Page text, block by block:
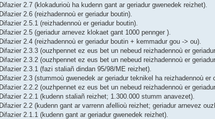
2.7 (klokadurioù ha kudenn gant ar geriadur gwenedek reizhet).
2.6 (reizhadennoù er geriadur boutin).
2.5.1 (reizhadennoù er geriadur boutin).
2.5 (geriadur arnevez klokaet gant 1000 pennger ).
2.4 (reizhadennoù er geriadur boutin + kemmadur gou -> ou).
2.3.3 (ouzhpennet ez eus bet un nebeud reizhadennoù er
2.3.2 (ouzhpennet ez eus bet un nebeud reizhadennoù er
2.3.1 (fazi staliañ dindan 95/98/ME reizhet).
2.3 (stummoù gwenedek ar geriadur teknikel ha reizhadennoù er
2.2.2 (ouzhpennet ez eus bet un nebeud reizhadennoù er
2.2.1 (kudenn staliañ reizhet; 1.300.000 stumm anavezet).
2.2 (kudenn gant ar varrenn afellioù reizhet; geriadur arnevez
2.1.1 (kudenn gant ar geriadur gwenedek reizhet).